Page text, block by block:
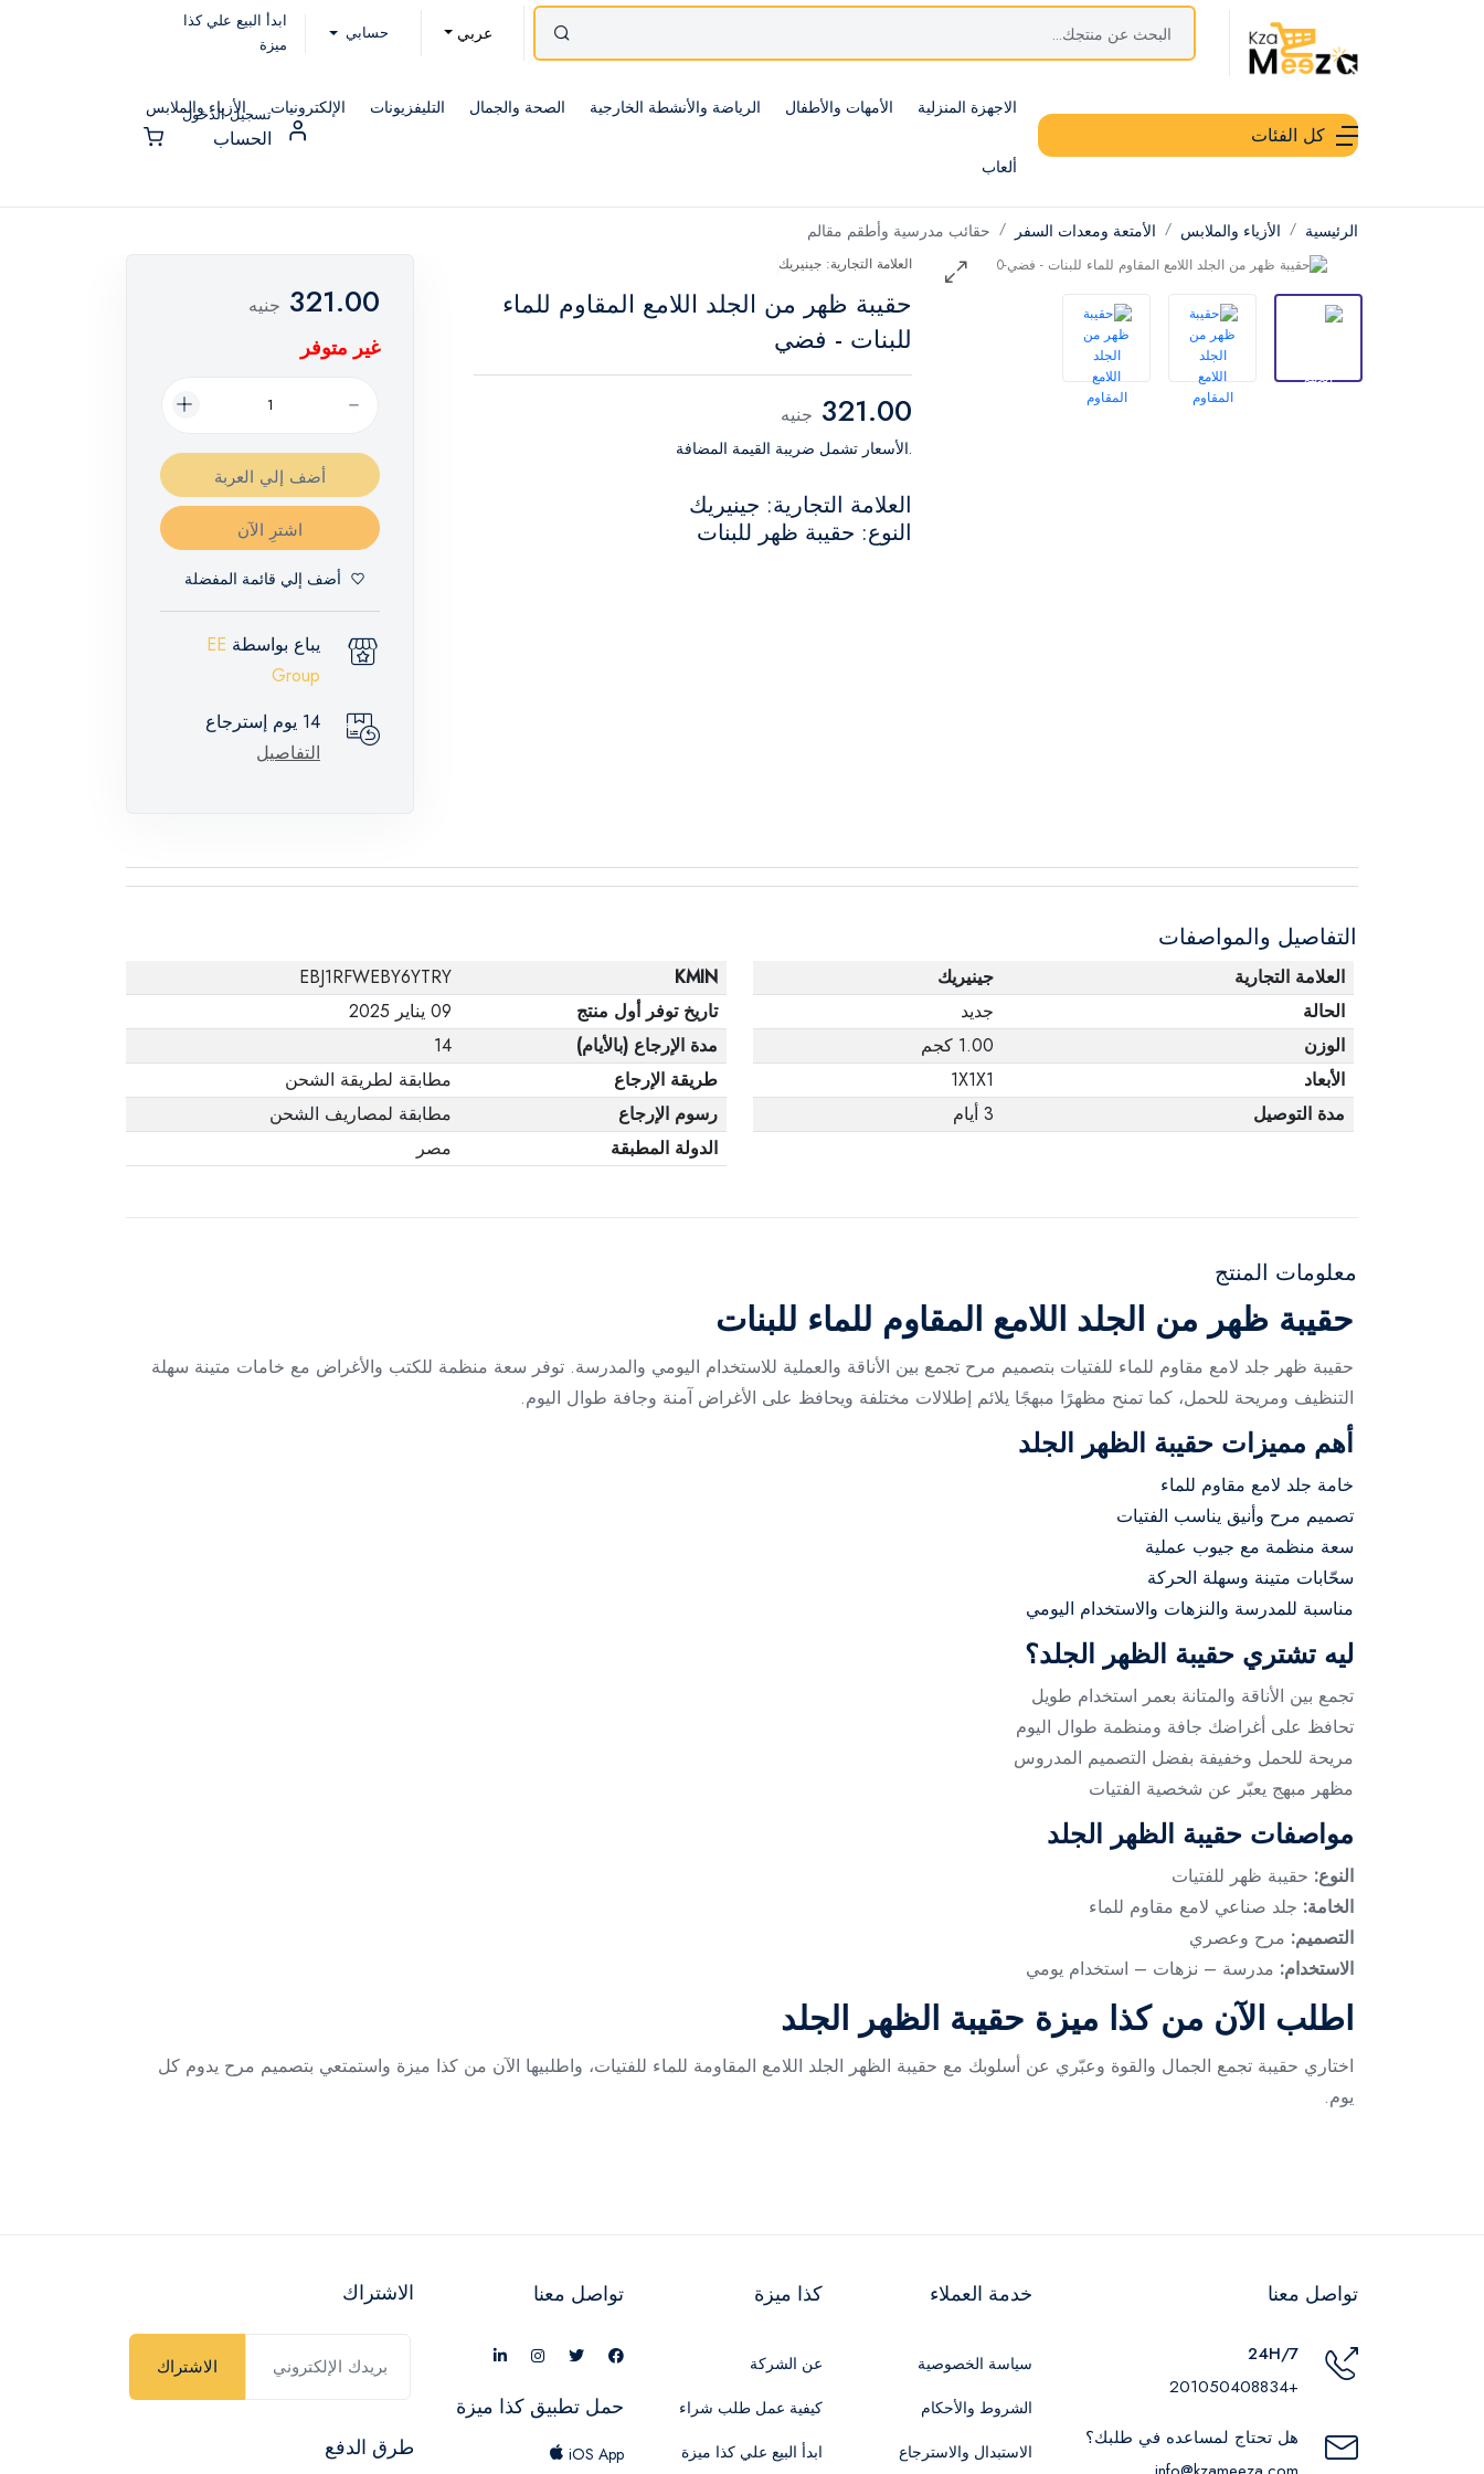
عربي حسابي
ابدأ البيع علي كذا
ميزة
كل الفئات
الاجهزة المنزلية الأمهات والأطفال الرياضة والأنشطة الخارجية الصحة والجمال التليفزيونات الإلكترونيات الأزياء والملابس
ألعاب
تسجيل الدخول
الحساب
الرئيسية الأزياء والملابس الأمتعة ومعدات السفر حقائب مدرسية وأطقم مقالم
العلامة التجارية: جينيريك
حقيبة ظهر من الجلد اللامع المقاوم للماء
للبنات - فضي
321.00 جنيه
.الأسعار تشمل ضريبة القيمة المضافة
العلامة التجارية: جينيريك
النوع: حقيبة ظهر للبنات
321.00 جنيه
غير متوفر
أضف إلي العربة
اشترِ الآن
أضف إلي قائمة المفضلة
يباع بواسطة EE
Group
14 يوم إسترجاع
التفاصيل
التفاصيل والمواصفات
العلامة التجارية
جينيريك
الحالة
جديد
الوزن
1.00 كجم
الأبعاد
1X1X1
مدة التوصيل
3 أيام
KMIN
EBJ1RFWEBY6YTRY
تاريخ توفر أول منتج
09 يناير 2025
مدة الإرجاع (بالأيام)
14
طريقة الإرجاع
مطابقة لطريقة الشحن
رسوم الإرجاع
مطابقة لمصاريف الشحن
الدولة المطبقة
مصر
معلومات المنتج
حقيبة ظهر من الجلد اللامع المقاوم للماء للبنات
حقيبة ظهر جلد لامع مقاوم للماء للفتيات بتصميم مرح تجمع بين الأناقة والعملية للاستخدام اليومي والمدرسة. توفر سعة منظمة للكتب والأغراض مع خامات متينة سهلة
التنظيف ومريحة للحمل، كما تمنح مظهرًا مبهجًا يلائم إطلالات مختلفة ويحافظ على الأغراض آمنة وجافة طوال اليوم.
أهم مميزات حقيبة الظهر الجلد
خامة جلد لامع مقاوم للماء
تصميم مرح وأنيق يناسب الفتيات
سعة منظمة مع جيوب عملية
سحّابات متينة وسهلة الحركة
مناسبة للمدرسة والنزهات والاستخدام اليومي
ليه تشتري حقيبة الظهر الجلد؟
تجمع بين الأناقة والمتانة بعمر استخدام طويل
تحافظ على أغراضك جافة ومنظمة طوال اليوم
مريحة للحمل وخفيفة بفضل التصميم المدروس
مظهر مبهج يعبّر عن شخصية الفتيات
مواصفات حقيبة الظهر الجلد
النوع: حقيبة ظهر للفتيات
الخامة: جلد صناعي لامع مقاوم للماء
التصميم: مرح وعصري
الاستخدام: مدرسة – نزهات – استخدام يومي
اطلب الآن من كذا ميزة حقيبة الظهر الجلد
اختاري حقيبة تجمع الجمال والقوة وعبّري عن أسلوبك مع حقيبة الظهر الجلد اللامع المقاومة للماء للفتيات، واطلبيها الآن من كذا ميزة واستمتعي بتصميم مرح يدوم كل
يوم.
تواصل معنا
24H/7
+201050408834
هل تحتاج لمساعده في طلبك؟
خدمة العملاء
سياسة الخصوصية
الشروط والأحكام
الاستبدال والاسترجاع
كذا ميزة
عن الشركة
كيفية عمل طلب شراء
ابدأ البيع علي كذا ميزة
تواصل معنا
حمل تطبيق كذا ميزة
iOS App
الاشتراك
الاشتراك
طرق الدفع